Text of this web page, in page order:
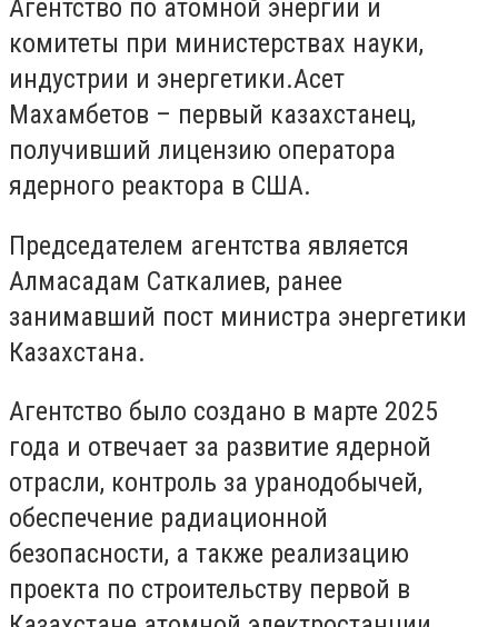
Агентство по атомной энергии и
комитеты при министерствах науки,
индустрии и энергетики.Асет
Махамбетов – первый казахстанец,
получивший лицензию оператора
ядерного реактора в США.
Председателем агентства является
Алмасадам Саткалиев, ранее
занимавший пост министра энергетики
Казахстана.
Агентство было создано в марте 2025
года и отвечает за развитие ядерной
отрасли, контроль за уранодобычей,
обеспечение радиационной
безопасности, а также реализацию
проекта по строительству первой в